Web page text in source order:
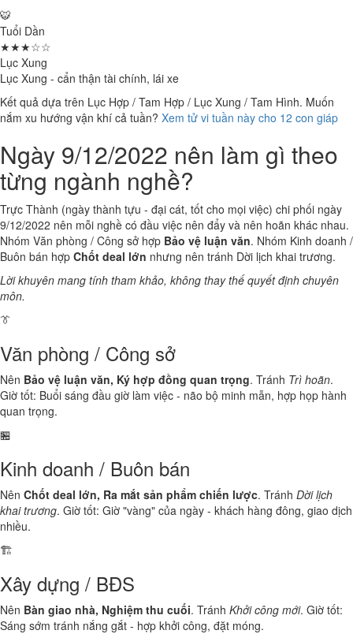
🐯
Tuổi Dần
★★★☆☆
Lục Xung
Lục Xung - cẩn thận tài chính, lái xe
Kết quả dựa trên Lục Hợp / Tam Hợp / Lục Xung / Tam Hình. Muốn
nắm xu hướng vận khí cả tuần? Xem tử vi tuần này cho 12 con giáp
Ngày 9/12/2022 nên làm gì theo
từng ngành nghề?
Trực Thành (ngày thành tựu - đại cát, tốt cho mọi việc) chi phối ngày
9/12/2022 nên mỗi nghề có đầu việc nên đẩy và nên hoãn khác nhau.
Nhóm Văn phòng / Công sở hợp Bảo vệ luận văn. Nhóm Kinh doanh /
Buôn bán hợp Chốt deal lớn nhưng nên tránh Dời lịch khai trương.
Lời khuyên mang tính tham khảo, không thay thế quyết định chuyên
môn.
👔
Văn phòng / Công sở
Nên Bảo vệ luận văn, Ký hợp đồng quan trọng. Tránh Trì hoãn.
Giờ tốt: Buổi sáng đầu giờ làm việc - não bộ minh mẫn, hợp họp hành
quan trọng.
🏪
Kinh doanh / Buôn bán
Nên Chốt deal lớn, Ra mắt sản phẩm chiến lược. Tránh Dời lịch
khai trương. Giờ tốt: Giờ "vàng" của ngày - khách hàng đông, giao dịch
nhiều.
🏗️
Xây dựng / BĐS
Nên Bàn giao nhà, Nghiệm thu cuối. Tránh Khởi công mới. Giờ tốt:
Sáng sớm tránh nắng gắt - hợp khởi công, đặt móng.